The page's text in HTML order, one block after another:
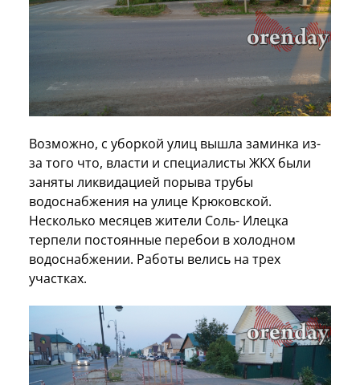
Возможно, с уборкой улиц вышла заминка из-
за того что, власти и специалисты ЖКХ были
заняты ликвидацией порыва трубы
водоснабжения на улице Крюковской.
Несколько месяцев жители Соль- Илецка
терпели постоянные перебои в холодном
водоснабжении. Работы велись на трех
участках.